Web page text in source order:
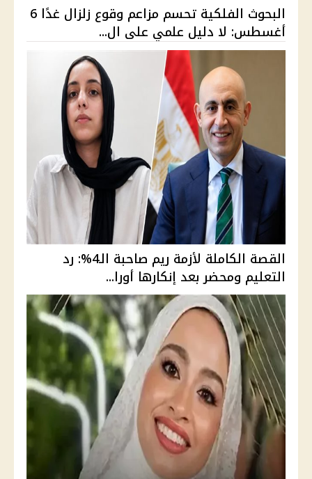
البحوث الفلكية تحسم مزاعم وقوع زلزال غدًا 6
أغسطس: لا دليل علمي على ال...
القصة الكاملة لأزمة ريم صاحبة الـ4%: رد
التعليم ومحضر بعد إنكارها أورا...